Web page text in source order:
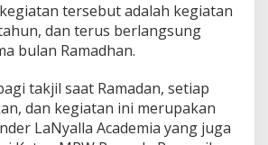
tersebut adalah kegiatan
dan terus berlangsung
bulan Ramadhan.
takjil saat Ramadan, setiap
dan kegiatan ini merupakan
LaNyalla Academia yang juga